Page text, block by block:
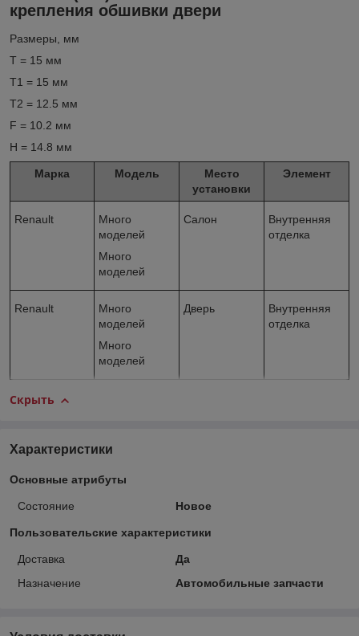
крепления обшивки двери
Размеры, мм
T = 15 мм
T1 = 15 мм
T2 = 12.5 мм
F = 10.2 мм
H = 14.8 мм
Марка Модель
Место
установки
Элемент
Renault
Много
моделей
Много
моделей
Салон
Внутренняя
отделка
Renault
Много
моделей
Много
моделей
Дверь
Внутренняя
отделка
Скрыть
Характеристики
Основные атрибуты
Состояние Новое
Пользовательские характеристики
Доставка
Да
Назначение
Автомобильные запчасти